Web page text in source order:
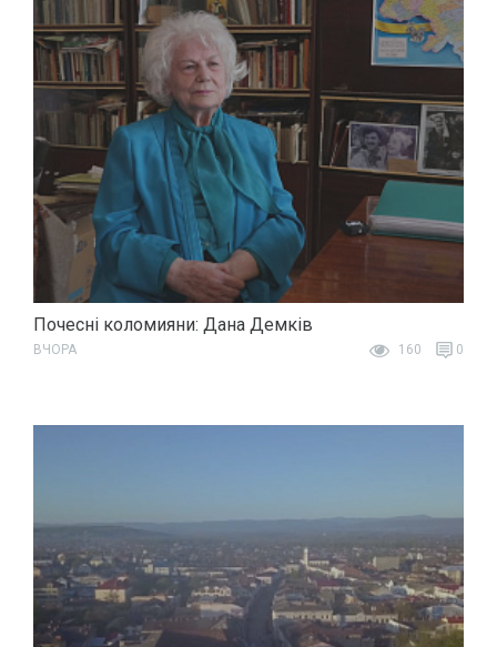
Почесні коломияни: Дана Демків
ВЧОРА 160 0